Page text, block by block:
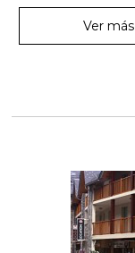
Ver más